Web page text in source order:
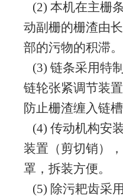
(2) 本机在主栅
动副栅的栅渣由
部的污物的积
(3) 链条采用特
链轮张紧调节装
防止栅渣缠入链
(4) 传动机构安
装置（剪切销）
罩，拆装方便。
(5) 除污耙齿采